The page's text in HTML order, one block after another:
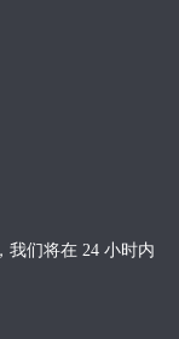
我们将在 24 小时内